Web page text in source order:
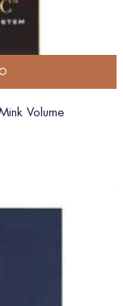
Volume